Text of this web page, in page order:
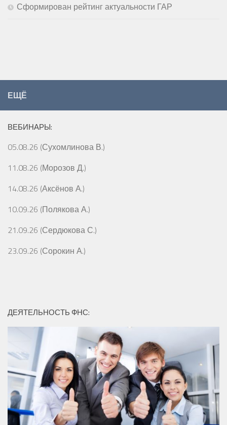
Сформирован рейтинг актуальности ГАР
ЕЩЁ
ВЕБИНАРЫ:
05.08.26 (Сухомлинова В.)
11.08.26 (Морозов Д.)
14.08.26 (Аксёнов А.)
10.09.26 (Полякова А.)
21.09.26 (Сердюкова С.)
23.09.26 (Сорокин А.)
ДЕЯТЕЛЬНОСТЬ ФНС: